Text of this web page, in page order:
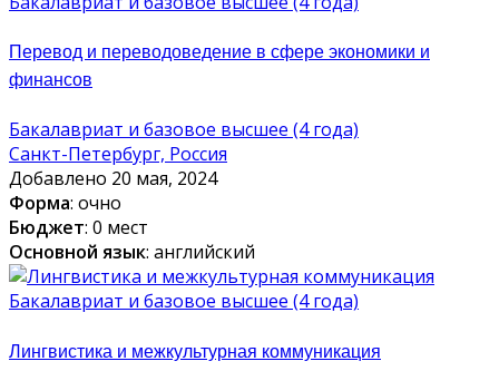
Перевод и переводоведение в сфере экономики и
финансов
Бакалавриат и базовое высшее (4 года)
Санкт-Петербург, Россия
Добавлено 20 мая, 2024
Форма: очно
Бюджет: 0 мест
Основной язык: английский
Бакалавриат и базовое высшее (4 года)
Лингвистика и межкультурная коммуникация